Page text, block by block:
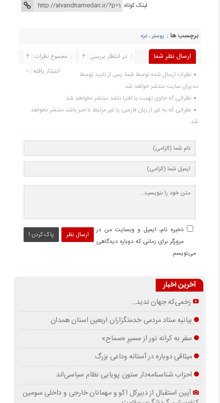
لینک کوتاه
برچسب ها : پوستر،غزه
ارسال نظر شما مجموع نظرات : 3
در انتظار بررسی : 3
انتشار یافته : 0
نظرات ارسال شده توسط شما، پس از تایید توسط
مدیران سایت منتشر خواهد شد.
نظراتی که حاوی تهمت یا افترا باشد منتشر نخواهد شد.
نظراتی که به غیر از زبان فارسی یا غیر مرتبط با خبر باشد منتشر نخواهد
شد.
ارسال نظر پاک کردن !
ذخیره نام، ایمیل و وبسایت من در
مرورگر برای زمانی که دوباره دیدگاهی
می‌نویسم.
آخرین اخبار
زخمی‌که جهان ندید…
بیانیه ستاد مردمی خدمتگزاران اربعین استان همدان
سفر به کرانه‌ نور از مسیرِ «سماح»
میثاقی دوباره در آستانه‌ وداعی بزرگ
احزاب شناسنامه‌دار ستون پویایی نظام سیاسی‌اند
آیین استقبال از دبیرکل اکو و مهمانان خارجی و داخلی سومین